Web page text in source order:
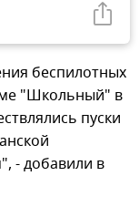
беспилотных
"Школьный" в
пуски
- добавили в